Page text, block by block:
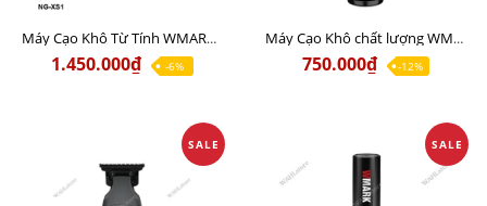
Máy Cạo Khô Từ Tính WMARK NG-XS1 Chất lượng
1.450.000₫ -6%
Máy Cạo Khô chất lượng WMARK NG-7982 Chính Hãng
750.000₫ -12%
SALE SALE